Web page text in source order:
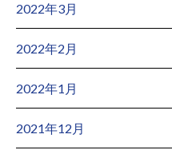
2022年3月
2022年2月
2022年1月
2021年12月